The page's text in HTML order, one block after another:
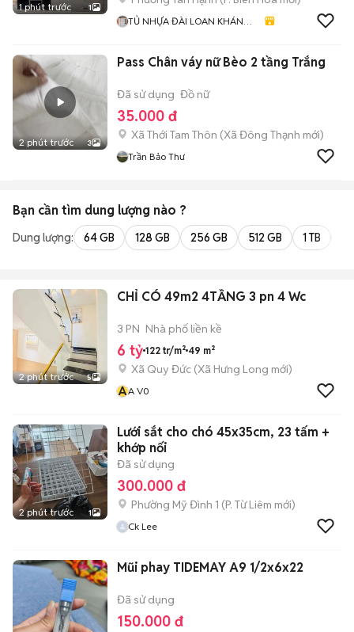
1 phút trước 1
TỦ NHỰA ĐÀI LOAN KHÁNH
2 phút trước 3
Pass Chân váy nữ Bèo 2 tầng Trắng
Đã sử dụng Đồ nữ
35.000 đ
Xã Thới Tam Thôn (Xã Đông Thạnh mới)
Trần Bảo Thư
Bạn cần tìm dung lượng nào ?
Dung lượng: 64 GB 128 GB 256 GB 512 GB 1 TB
2 phút trước 5
CHỈ CÓ 49m2 4TẦNG 3 pn 4 Wc
3 PN Nhà phố liền kề
6 tỷ 122 tr/m² 49 m²
Xã Quy Đức (Xã Hưng Long mới)
AA V0
2 phút trước 1
Lưới sắt cho chó 45x35cm, 23 tấm +
khớp nối
Đã sử dụng
300.000 đ
Phường Mỹ Đình 1 (P. Từ Liêm mới)
Ck Lee
Mũi phay TIDEMAY A9 1/2x6x22
Đã sử dụng
150.000 đ